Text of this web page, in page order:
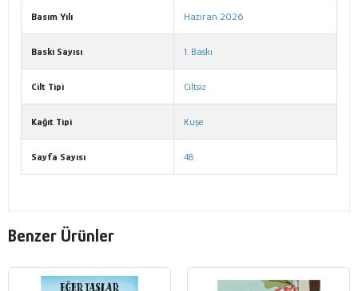
Basım Yılı Haziran 2026
Baskı Sayısı 1. Baskı
Cilt Tipi Ciltsiz
Kağıt Tipi Kuşe
Sayfa Sayısı 48
Benzer Ürünler